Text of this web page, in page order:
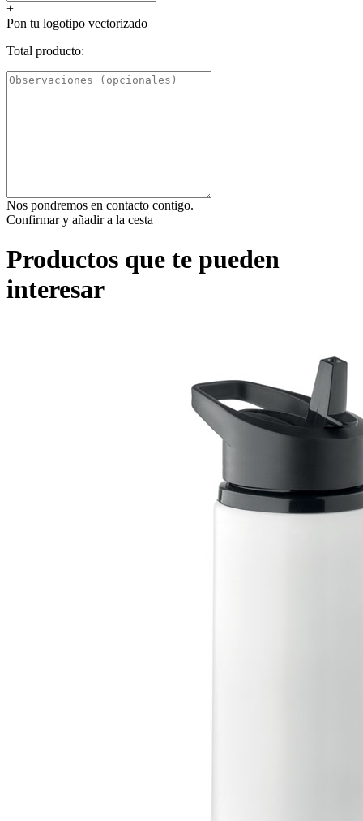
+
Pon tu logotipo vectorizado
Total producto:
Nos pondremos en contacto contigo.
Confirmar y añadir a la cesta
Productos que te pueden
interesar